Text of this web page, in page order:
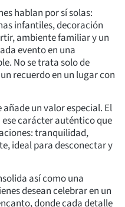
hablan por sí solas:
infantiles, decoración
ambiente familiar y un
evento en una
No se trata solo de
recuerdo en un lugar con
un valor especial. El
carácter auténtico que
tranquilidad,
ideal para desconectar y
así como una
desean celebrar en un
donde cada detalle